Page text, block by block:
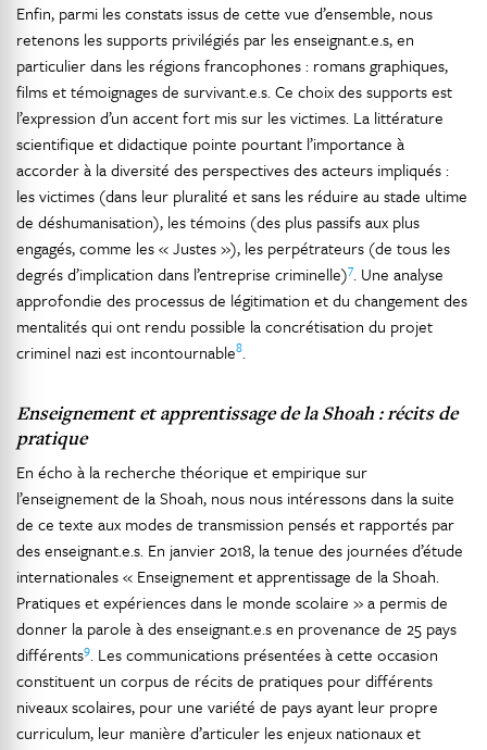
Enfin, parmi les constats issus de cette vue d’ensemble, nous
retenons les supports privilégiés par les enseignant.e.s, en
particulier dans les régions francophones : romans graphiques,
films et témoignages de survivant.e.s. Ce choix des supports est
l’expression d’un accent fort mis sur les victimes. La littérature
scientifique et didactique pointe pourtant l’importance à
accorder à la diversité des perspectives des acteurs impliqués :
les victimes (dans leur pluralité et sans les réduire au stade ultime
de déshumanisation), les témoins (des plus passifs aux plus
engagés, comme les « Justes »), les perpétrateurs (de tous les
degrés d’implication dans l’entreprise criminelle)7. Une analyse
approfondie des processus de légitimation et du changement des
mentalités qui ont rendu possible la concrétisation du projet
criminel nazi est incontournable8.
Enseignement et apprentissage de la Shoah : récits de
pratique
En écho à la recherche théorique et empirique sur
l’enseignement de la Shoah, nous nous intéressons dans la suite
de ce texte aux modes de transmission pensés et rapportés par
des enseignant.e.s. En janvier 2018, la tenue des journées d’étude
internationales « Enseignement et apprentissage de la Shoah.
Pratiques et expériences dans le monde scolaire » a permis de
donner la parole à des enseignant.e.s en provenance de 25 pays
différents9. Les communications présentées à cette occasion
constituent un corpus de récits de pratiques pour différents
niveaux scolaires, pour une variété de pays ayant leur propre
curriculum, leur manière d’articuler les enjeux nationaux et